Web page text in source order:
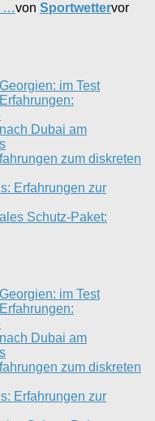
…von Sportwettervor
im Test
Dubai am
zum diskreten
Erfahrungen zur
Schutz-Paket:
im Test
Dubai am
zum diskreten
Erfahrungen zur